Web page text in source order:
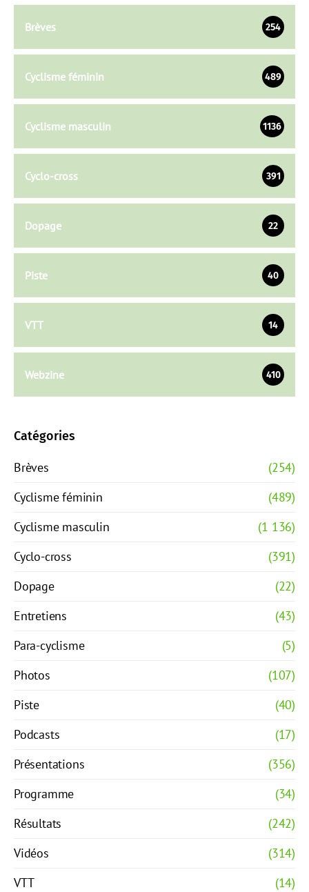
Brèves 254
Cyclisme féminin 489
Cyclisme masculin 1136
Cyclo-cross 391
Dopage 22
Piste 40
VTT 14
Webzine 410
Catégories
Brèves
(254)
Cyclisme féminin
(489)
Cyclisme masculin
(1 136)
Cyclo-cross
(391)
Dopage
(22)
Entretiens
(43)
Para-cyclisme
(5)
Photos
(107)
Piste
(40)
Podcasts
(17)
Présentations
(356)
Programme
(34)
Résultats
(242)
Vidéos
(314)
VTT
(14)